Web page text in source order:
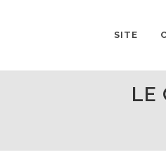
SITE
LE